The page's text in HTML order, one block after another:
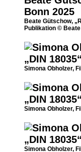
Beate Gütschow,
Publikation ©
Simona Obholzer,
Simona Obholzer,
Simona Obholzer,